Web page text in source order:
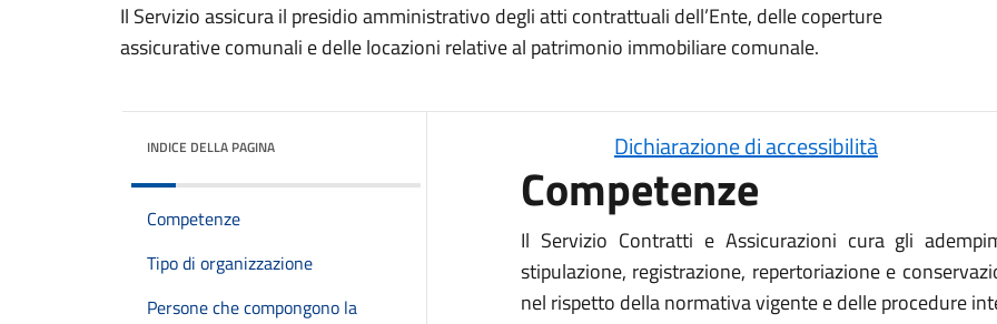
Il Servizio assicura il presidio amministrativo degli atti contrattuali dell’Ente, delle coperture
assicurative comunali e delle locazioni relative al patrimonio immobiliare comunale.
INDICE DELLA PAGINA
Competenze
Tipo di organizzazione
Persone che compongono la
Dichiarazione di accessibilità
Competenze
Il Servizio Contratti e Assicurazioni cura gli
stipulazione, registrazione, repertoriazione e
nel rispetto della normativa vigente e delle procedure